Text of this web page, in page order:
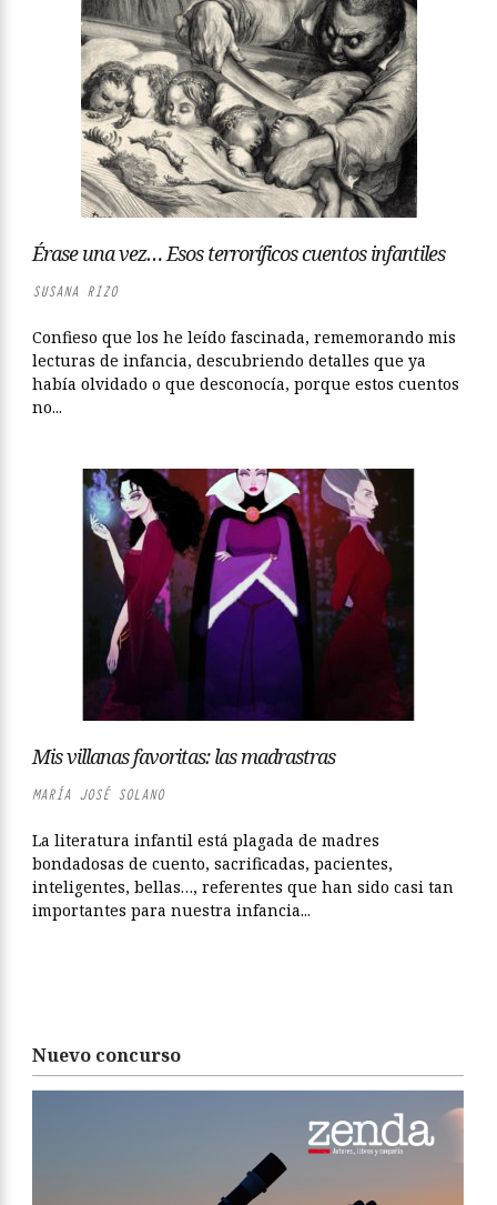
Érase una vez… Esos terroríficos cuentos infantiles
SUSANA RIZO
Confieso que los he leído fascinada, rememorando mis
lecturas de infancia, descubriendo detalles que ya
había olvidado o que desconocía, porque estos cuentos
no...
Mis villanas favoritas: las madrastras
MARÍA JOSÉ SOLANO
La literatura infantil está plagada de madres
bondadosas de cuento, sacrificadas, pacientes,
inteligentes, bellas…, referentes que han sido casi tan
importantes para nuestra infancia...
Nuevo concurso